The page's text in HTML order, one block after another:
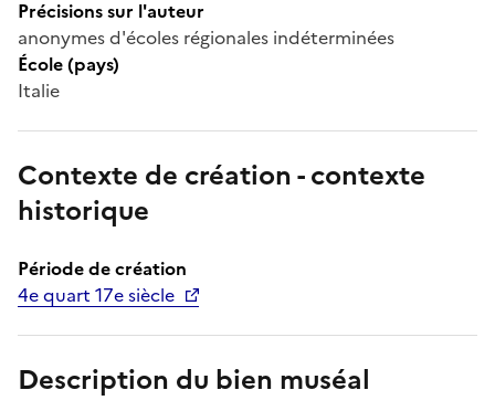
Précisions sur l'auteur
anonymes d'écoles régionales indéterminées
École (pays)
Italie
Contexte de création - contexte
historique
Période de création
4e quart 17e siècle
Description du bien muséal